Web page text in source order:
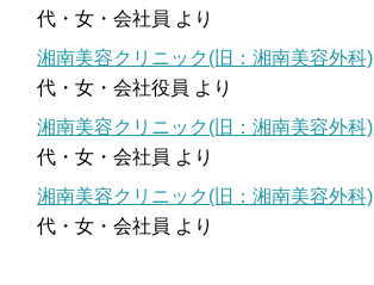
代・女・会社員 より
湘南美容クリニック(旧：湘南美容外科)
代・女・会社役員 より
湘南美容クリニック(旧：湘南美容外科)
代・女・会社員 より
湘南美容クリニック(旧：湘南美容外科)
代・女・会社員 より